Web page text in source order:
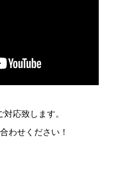
応致します。
わせください！